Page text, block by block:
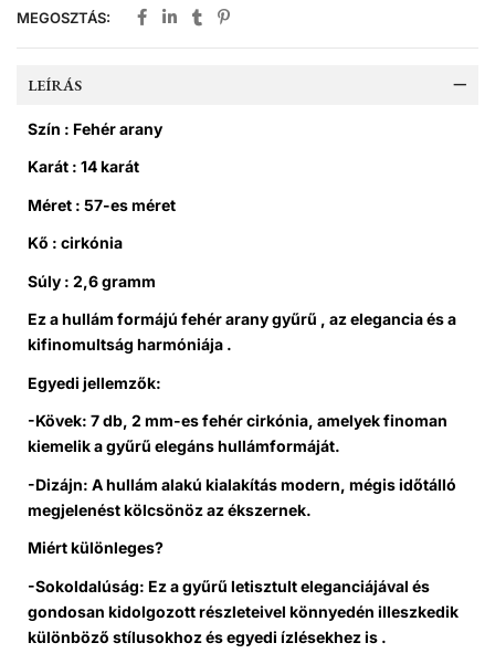
MEGOSZTÁS:
LEÍRÁS
Szín : Fehér arany
Karát : 14 karát
Méret : 57-es méret
Kő : cirkónia
Súly : 2,6 gramm
Ez a hullám formájú fehér arany gyűrű , az elegancia és a
kifinomultság harmóniája .
Egyedi jellemzők:
-Kövek: 7 db, 2 mm-es fehér cirkónia, amelyek finoman
kiemelik a gyűrű elegáns hullámformáját.
-Dizájn: A hullám alakú kialakítás modern, mégis időtálló
megjelenést kölcsönöz az ékszernek.
Miért különleges?
-Sokoldalúság: Ez a gyűrű letisztult eleganciájával és
gondosan kidolgozott részleteivel könnyedén illeszkedik
különböző stílusokhoz és egyedi ízlésekhez is .